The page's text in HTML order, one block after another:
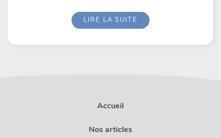
LIRE LA SUITE
Accueil
Nos articles